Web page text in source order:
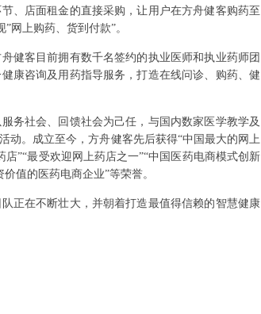
、店面租金的直接采购，让用户在方舟健客购药至
网上购药、货到付款”。
健客目前拥有数千名签约的执业医师和执业药师团
康咨询及用药指导服务，打造在线问诊、购药、健
务社会、回馈社会为己任，与国内数家医学教学及
动。成立至今，方舟健客先后获得“中国最大的网上
”“最受欢迎网上药店之一”“中国医药电商模式创新
值的医药电商企业”等荣誉。
正在不断壮大，并朝着打造最值得信赖的智慧健康